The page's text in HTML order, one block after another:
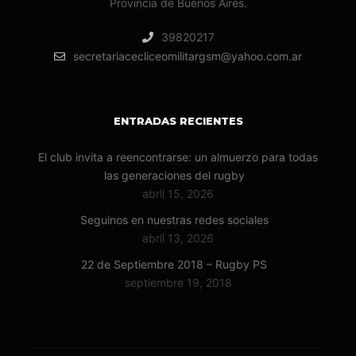
Provincia de Buenos Aires.
39820217
secretariacecliceomilitargsm@yahoo.com.ar
ENTRADAS RECIENTES
El club invita a reencontrarse: un almuerzo para todas
las generaciones del rugby
abril 15, 2026
Seguinos en nuestras redes sociales
abril 13, 2026
22 de Septiembre 2018 – Rugby PS
septiembre 19, 2018